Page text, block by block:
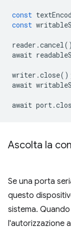
const
const
reader .cancel
await
writer .close
await
await port.
Ascolta la
Se una porta
questo
sistema.
l'autorizzazione